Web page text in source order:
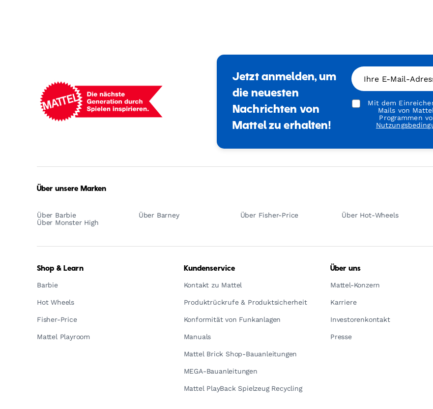
Through
Jetzt anmelden, um
die neuesten
Nachrichten von
Mattel zu erhalten!
Ihre E-Mail-
Mit dem
Mails von
Programmen
Über unsere Marken
Über Barbie Über Barney Über Fisher-Price Über Hot-Wheels
Über Monster High
Shop & Learn
Barbie
Hot Wheels
Fisher-Price
Mattel Playroom
Kundenservice
Kontakt zu Mattel
Produktrückrufe & Produktsicherheit
Konformität von Funkanlagen
Manuals
Mattel Brick Shop-Bauanleitungen
MEGA-Bauanleitungen
Mattel PlayBack Spielzeug Recycling
Über uns
Mattel-Konzern
Karriere
Investorenkontakt
Presse